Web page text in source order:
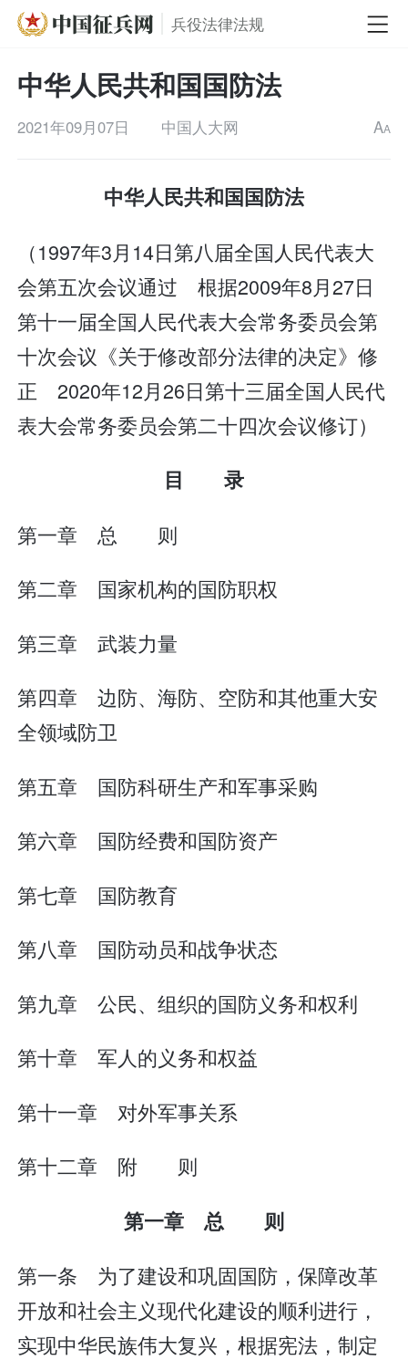
兵役法律法规
中华人民共和国国防法
2021年09月07日 中国人大网 AA
中华人民共和国国防法
（1997年3月14日第八届全国人民代表大
会第五次会议通过 根据2009年8月27日
第十一届全国人民代表大会常务委员会第
十次会议《关于修改部分法律的决定》修
正 2020年12月26日第十三届全国人民代
表大会常务委员会第二十四次会议修订）
目 录
第一章 总 则
第二章 国家机构的国防职权
第三章 武装力量
第四章 边防、海防、空防和其他重大安
全领域防卫
第五章 国防科研生产和军事采购
第六章 国防经费和国防资产
第七章 国防教育
第八章 国防动员和战争状态
第九章 公民、组织的国防义务和权利
第十章 军人的义务和权益
第十一章 对外军事关系
第十二章 附 则
第一章 总 则
第一条 为了建设和巩固国防，保障改革
开放和社会主义现代化建设的顺利进行，
实现中华民族伟大复兴，根据宪法，制定